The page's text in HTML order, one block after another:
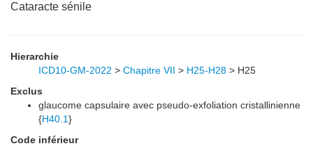
Cataracte sénile
Hierarchie
ICD10-GM-2022 > Chapitre VII > H25-H28 > H25
Exclus
glaucome capsulaire avec pseudo-exfoliation cristallinienne
{H40.1}
Code inférieur